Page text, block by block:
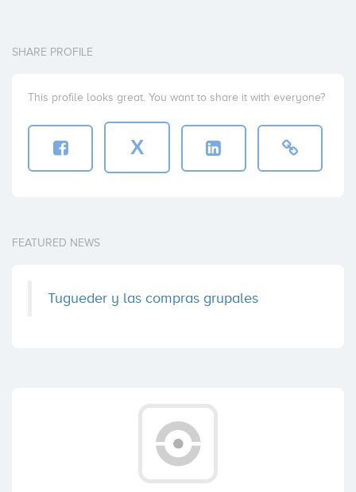
SHARE PROFILE
This profile looks great. You want to share it with everyone?
X
FEATURED NEWS
Tugueder y las compras grupales